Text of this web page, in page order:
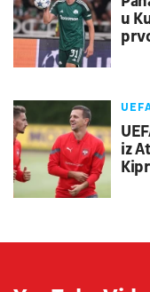
u
iz